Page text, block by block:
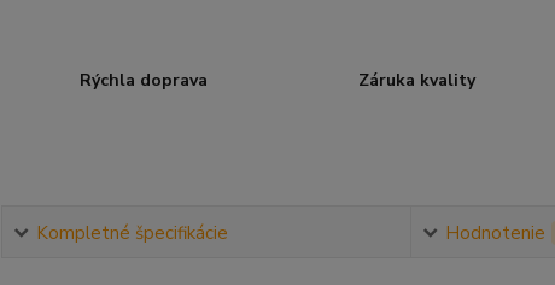
Rýchla doprava Záruka kvality
Kompletné špecifikácie Hodnotenie